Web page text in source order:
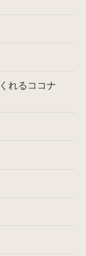
れるココナ